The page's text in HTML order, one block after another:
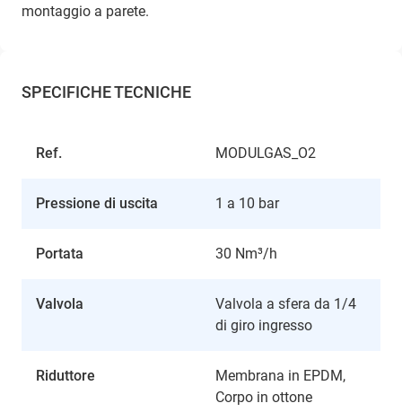
montaggio a parete.
SPECIFICHE TECNICHE
Ref. MODULGAS_O2
Pressione di uscita 1 a 10 bar
Portata 30 Nm³/h
Valvola
Valvola a sfera da 1/4
di giro ingresso
Riduttore
Membrana in EPDM,
Corpo in ottone